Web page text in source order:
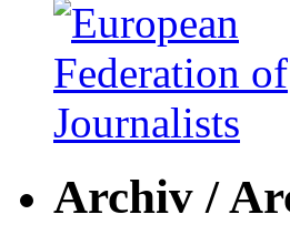
Archiv /